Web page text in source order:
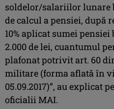
soldelor/salariilor lunare
de calcul a pensiei, după
10% aplicat sumei pensiei
2.000 de lei, cuantumul
plafonat potrivit art. 60
militare (forma aflată în
05.09.2017)”, au explicat
oficialii MAI.